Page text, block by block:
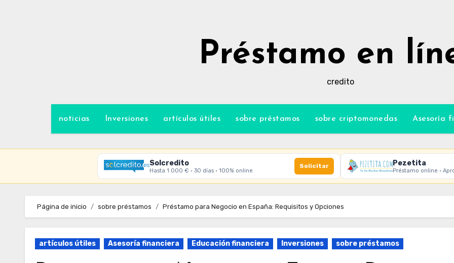
Préstamo en
credito
noticias Inversiones artículos útiles sobre préstamos sobre criptomonedas Asesoría
Solcredito
Hasta 1 000 € · 30 días · 100% online
Solicitar Pezetita
Préstamo online ·
Página de inicio sobre préstamos Préstamo para Negocio en España: Requisitos y Opciones
artículos útiles Asesoría financiera Educación financiera Inversiones sobre préstamos